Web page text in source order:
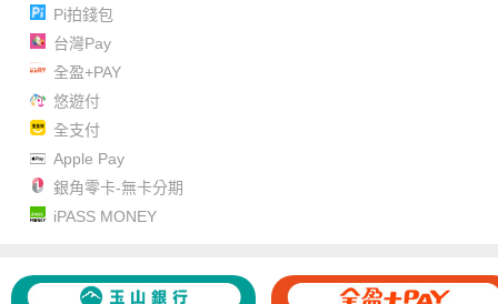
Pi拍錢包
台灣Pay
全盈+PAY
悠遊付
全支付
Apple Pay
銀角零卡-無卡分期
iPASS MONEY